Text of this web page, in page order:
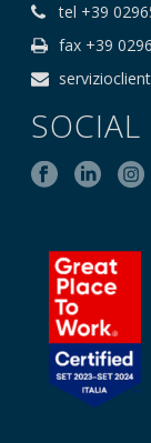
tel +39
fax +39
SOCIAL